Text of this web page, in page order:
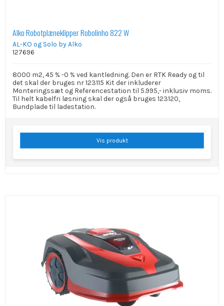
Alko Robotplæneklipper Robolinho 822 W
AL-KO og Solo by Alko
127696
8000 m2, 45 % -0 % ved kantledning. Den er RTK Ready og til
det skal der bruges nr 123115 Kit der inkluderer
Monteringssæt og Referencestation til 5.995,- inklusiv moms.
Til helt kabelfri løsning skal der også bruges 123120,
Bundplade til ladestation.
Vis produkt